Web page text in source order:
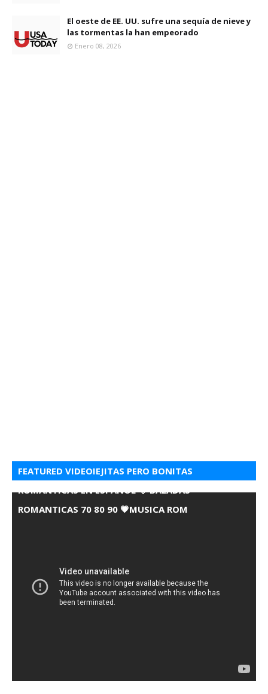
El oeste de EE. UU. sufre una sequía de nieve y
las tormentas la han empeorado
Enero 08, 2026
FEATURED VIDEOIEJITAS PERO BONITAS
ROMANTICAS EN ESPANOL 💘 BALADAS
ROMANTICAS 70 80 90 💗MUSICA ROM